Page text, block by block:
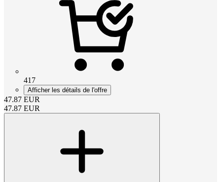
417
Afficher les détails de l'offre
47.87 EUR
47.87 EUR